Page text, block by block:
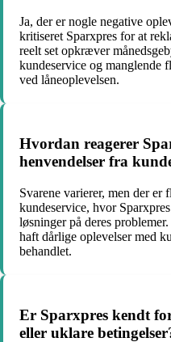
Ja, der er nogle negative
kritiseret Sparxpres for at
reelt set opkræver
kundeservice og manglende
ved låneoplevelsen.
Hvordan reagerer
henvendelser fra
Svarene varierer, men der er
kundeservice, hvor
løsninger på deres
haft dårlige oplevelser med
behandlet.
Er Sparxpres kendt
eller uklare